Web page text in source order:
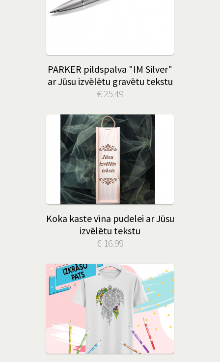
PARKER pildspalva "IM Silver"
ar Jūsu izvēlētu gravētu tekstu
€ 25.49
Koka kaste vīna pudelei ar Jūsu
izvēlētu tekstu
€ 16.99